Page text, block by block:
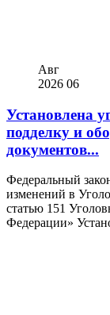
Авг
2026 06
Установлена
подделку и
документов...
Федеральный
изменений в
статью 151
Федерации»